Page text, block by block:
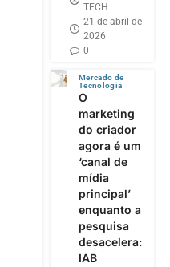
TECH
21 de abril de
2026
0
Mercado de
Tecnologia
O
marketing
do criador
agora é um
‘canal de
mídia
principal’
enquanto a
pesquisa
desacelera:
IAB